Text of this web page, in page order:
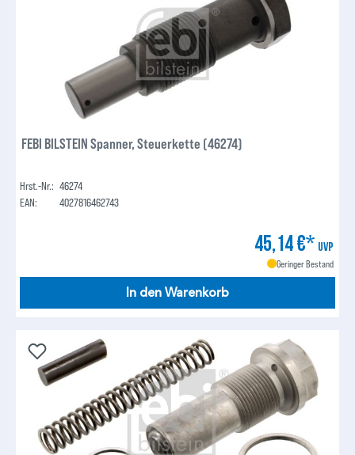
FEBI BILSTEIN Spanner, Steuerkette (46274)
Hrst.-Nr.: 46274
EAN:
4027816462743
45,14 €* UVP
Geringer Bestand
In den Warenkorb